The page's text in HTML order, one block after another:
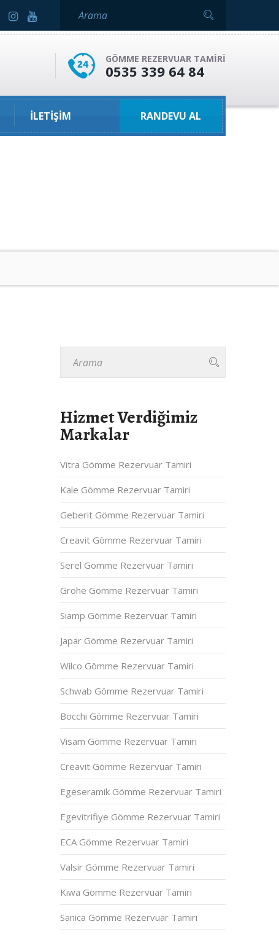
GÖMME REZERVUAR TAMIRI
0535 339 64 84
İLETIŞIM RANDEVU AL
Hizmet Verdiğimiz
Markalar
Vitra Gömme Rezervuar Tamiri
Kale Gömme Rezervuar Tamiri
Geberit Gömme Rezervuar Tamiri
Creavit Gömme Rezervuar Tamiri
Serel Gömme Rezervuar Tamiri
Grohe Gömme Rezervuar Tamiri
Siamp Gömme Rezervuar Tamiri
Japar Gömme Rezervuar Tamiri
Wilco Gömme Rezervuar Tamiri
Schwab Gömme Rezervuar Tamiri
Bocchi Gömme Rezervuar Tamiri
Visam Gömme Rezervuar Tamiri
Creavit Gömme Rezervuar Tamiri
Egeseramik Gömme Rezervuar Tamiri
Egevitrifiye Gömme Rezervuar Tamiri
ECA Gömme Rezervuar Tamiri
Valsir Gömme Rezervuar Tamiri
Kiwa Gömme Rezervuar Tamiri
Sanica Gömme Rezervuar Tamiri